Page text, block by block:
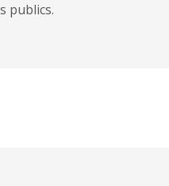
publics.